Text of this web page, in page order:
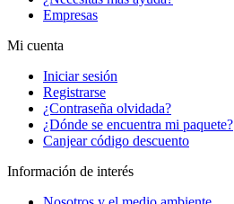
Empresas
Mi cuenta
Iniciar sesión
Registrarse
¿Contraseña olvidada?
¿Dónde se encuentra mi paquete?
Canjear código descuento
Información de interés